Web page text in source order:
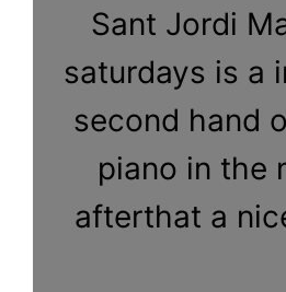
Sant Jordi
saturdays is a
second hand
piano in the
afterthat a